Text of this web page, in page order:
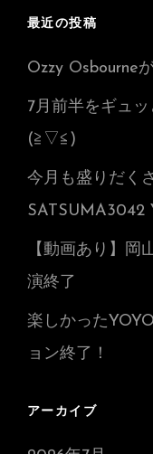
最近の投稿
Ozzy Osbourne
7月前半をギュ
(≧▽≦)
今月も盛りだく
SATSUMA3042
【動画あり】
演終了
楽しかった
ョン終了！
アーカイブ